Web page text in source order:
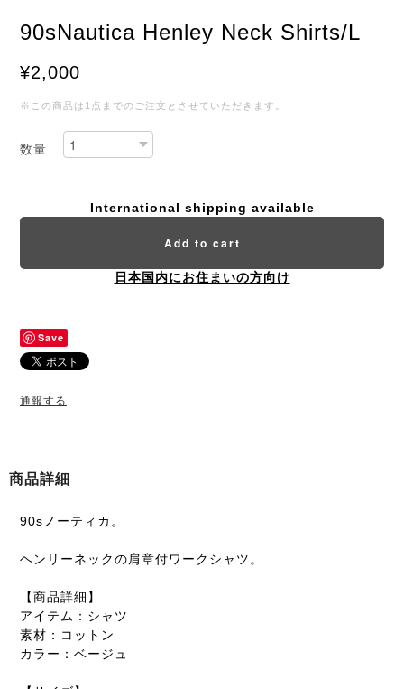
90sNautica Henley Neck Shirts/L
¥2,000
※この商品は1点までのご注文とさせていただきます。
数量
International shipping available
Add to cart
日本国内にお住まいの方向け
Save
通報する
商品詳細
90sノーティカ。
ヘンリーネックの肩章付ワークシャツ。
【商品詳細】
アイテム：シャツ
素材：コットン
カラー：ベージュ